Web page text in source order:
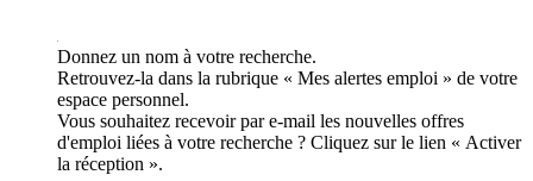
Donnez un nom à votre recherche.
Retrouvez-la dans la rubrique « Mes alertes emploi » de votre
espace personnel.
Vous souhaitez recevoir par e-mail les nouvelles offres
d'emploi liées à votre recherche ? Cliquez sur le lien « Activer
la réception ».